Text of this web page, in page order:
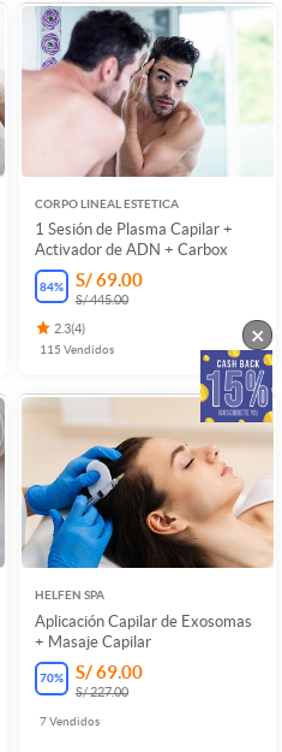
CORPO LINEAL ESTETICA
1 Sesión de Plasma Capilar +
Activador de ADN + Carbox
84% S/ 69.00
S/ 445.00
2.3(4)
115 Vendidos
HELFEN SPA
Aplicación Capilar de Exosomas
+ Masaje Capilar
70% S/ 69.00
S/ 227.00
7Vendidos
×